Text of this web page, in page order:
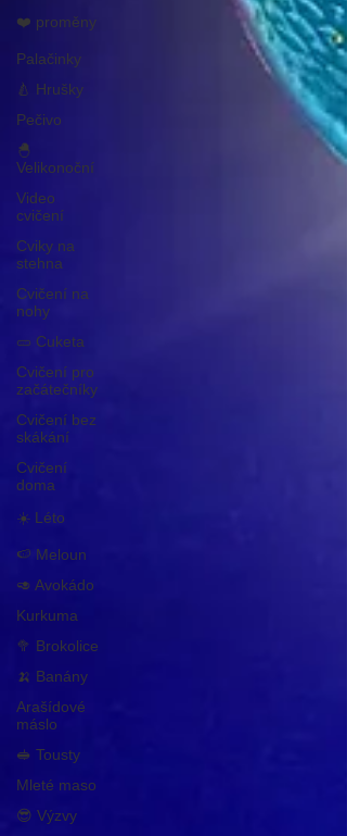
❤️ proměny
Palačinky
🍐 Hrušky
Pečivo
🐣
Velikonoční
Video
cvičení
Cviky na
stehna
Cvičení na
nohy
🥒 Cuketa
Cvičení pro
začátečníky
Cvičení bez
skákání
Cvičení
doma
☀️ Léto
🍉 Meloun
🥑 Avokádo
Kurkuma
🥦 Brokolice
🍌 Banány
Arašídové
máslo
🥪 Tousty
Mleté maso
😎 Výzvy